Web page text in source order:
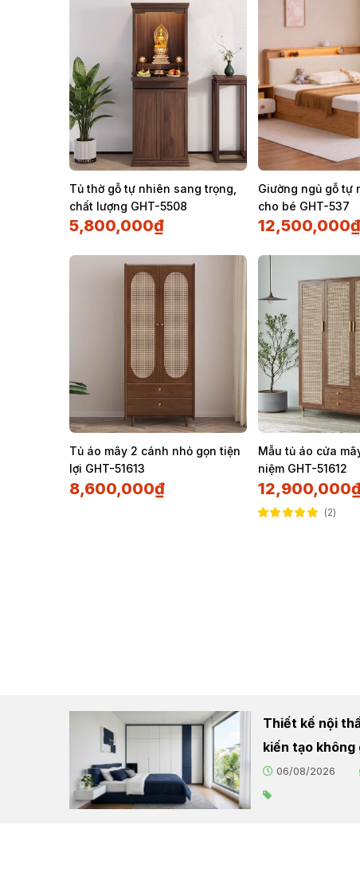
Tủ thờ gỗ tự nhiên sang trọng,
chất lượng GHT-5508
5,800,000₫
Giường ngủ gỗ tự
cho bé GHT-537
12,500,000₫
Tủ áo mây 2 cánh nhỏ gọn tiện
lợi GHT-51613
8,600,000₫
Mẫu tủ áo cửa
niệm GHT-51612
12,900,000
2
Thiết kế nội
kiến tạo không
06/08/2026